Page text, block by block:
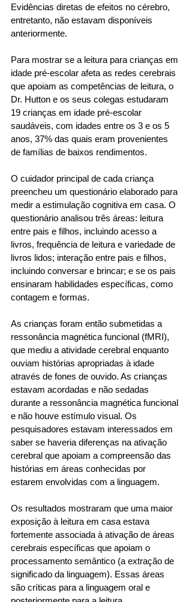
Evidências diretas de efeitos no cérebro,
entretanto, não estavam disponíveis
anteriormente.
Para mostrar se a leitura para crianças em
idade pré-escolar afeta as redes cerebrais
que apoiam as competências de leitura, o
Dr. Hutton e os seus colegas estudaram
19 crianças em idade pré-escolar
saudáveis, com idades entre os 3 e os 5
anos, 37% das quais eram provenientes
de famílias de baixos rendimentos.
O cuidador principal de cada criança
preencheu um questionário elaborado para
medir a estimulação cognitiva em casa. O
questionário analisou três áreas: leitura
entre pais e filhos, incluindo acesso a
livros, frequência de leitura e variedade de
livros lidos; interação entre pais e filhos,
incluindo conversar e brincar; e se os pais
ensinaram habilidades específicas, como
contagem e formas.
As crianças foram então submetidas a
ressonância magnética funcional (fMRI),
que mediu a atividade cerebral enquanto
ouviam histórias apropriadas à idade
através de fones de ouvido. As crianças
estavam acordadas e não sedadas
durante a ressonância magnética funcional
e não houve estímulo visual. Os
pesquisadores estavam interessados em
saber se haveria diferenças na ativação
cerebral que apoiam a compreensão das
histórias em áreas conhecidas por
estarem envolvidas com a linguagem.
Os resultados mostraram que uma maior
exposição à leitura em casa estava
fortemente associada à ativação de áreas
cerebrais específicas que apoiam o
processamento semântico (a extração de
significado da linguagem). Essas áreas
são críticas para a linguagem oral e